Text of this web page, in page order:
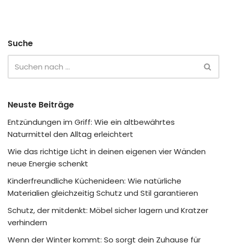
Suche
Neuste Beiträge
Entzündungen im Griff: Wie ein altbewährtes
Naturmittel den Alltag erleichtert
Wie das richtige Licht in deinen eigenen vier Wänden
neue Energie schenkt
Kinderfreundliche Küchenideen: Wie natürliche
Materialien gleichzeitig Schutz und Stil garantieren
Schutz, der mitdenkt: Möbel sicher lagern und Kratzer
verhindern
Wenn der Winter kommt: So sorgt dein Zuhause für